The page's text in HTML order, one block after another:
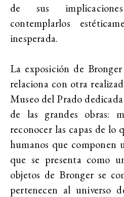
de sus
contemplarlos
inesperada.
La exposición de
relaciona con otra
Museo del Prado
de las grandes obras:
reconocer las capas de lo
humanos que componen
que se presenta como
objetos de Bronger se
pertenecen al universo